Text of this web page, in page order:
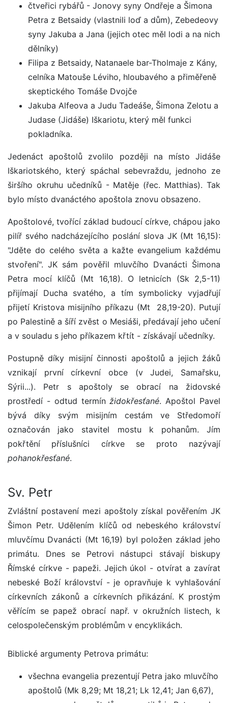
čtveřici rybářů - Jonovy syny Ondřeje a Šimona
Petra z Betsaidy (vlastnili loď a dům), Zebedeovy
syny Jakuba a Jana (jejich otec měl lodi a na nich
dělníky)
Filipa z Betsaidy, Natanaele bar-Tholmaje z Kány,
celníka Matouše Léviho, hloubavého a přiměřeně
skeptického Tomáše Dvojče
Jakuba Alfeova a Judu Tadeáše, Šimona Zelotu a
Judase (Jidáše) Iškariotu, který měl funkci
pokladníka.
Jedenáct apoštolů zvolilo později na místo Jidáše
Iškariotského, který spáchal sebevraždu, jednoho ze
širšího okruhu učedníků - Matěje (řec. Matthias). Tak
bylo místo dvanáctého apoštola znovu obsazeno.
Apoštolové, tvořící základ budoucí církve, chápou jako
pilíř svého nadcházejícího poslání slova JK (Mt 16,15):
"Jděte do celého světa a kažte evangelium každému
stvoření". JK sám pověřil mluvčího Dvanácti Šimona
Petra mocí klíčů (Mt 16,18). O letnicích (Sk 2,5-11)
přijímají Ducha svatého, a tím symbolicky vyjadřují
přijetí Kristova misijního příkazu (Mt 28,19-20). Putují
po Palestině a šíří zvěst o Mesiáši, předávají jeho učení
a v souladu s jeho příkazem křtít - získávají učedníky.
Postupně díky misijní činnosti apoštolů a jejich žáků
vznikají první církevní obce (v Judei, Samařsku,
Sýrii...). Petr s apoštoly se obrací na židovské
prostředí - odtud termínžidokřesťané. Apoštol Pavel
bývá díky svým misijním cestám ve Středomoří
označován jako stavitel mostu k pohanům. Jím
pokřtění příslušníci církve se proto nazývají
pohanokřesťané.
Sv. Petr
Zvláštní postavení mezi apoštoly získal pověřením JK
Šimon Petr. Udělením klíčů od nebeského království
mluvčímu Dvanácti (Mt 16,19) byl položen základ jeho
primátu. Dnes se Petrovi nástupci stávají biskupy
Římské církve - papeži. Jejich úkol - otvírat a zavírat
nebeské Boží království - je opravňuje k vyhlašování
církevních zákonů a církevních přikázání. K prostým
věřícím se papež obrací např. v okružních listech, k
celospolečenským problémům v encyklikách.
Biblické argumenty Petrova primátu:
všechna evangelia prezentují Petra jako mluvčího
apoštolů (Mk 8,29; Mt 18,21; Lk 12,41; Jan 6,67),